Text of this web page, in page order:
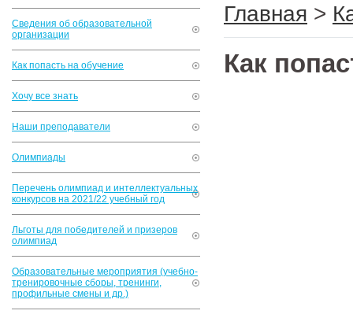
Сведения об образовательной
организации
Как попасть на обучение
Хочу все знать
Наши преподаватели
Олимпиады
Перечень олимпиад и интеллектуальных
конкурсов на 2021/22 учебный год
Льготы для победителей и призеров
олимпиад
Образовательные мероприятия (учебно-
тренировочные сборы, тренинги,
профильные смены и др.)
Главная >
Как